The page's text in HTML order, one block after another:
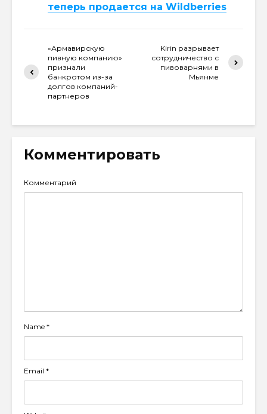
теперь продается на Wildberries
«Армавирскую
пивную компанию»
признали
банкротом из-за
долгов компаний-
партнеров
Kirin разрывает
сотрудничество с
пивоварнями в
Мьянме
Комментировать
Комментарий
Name *
Email *